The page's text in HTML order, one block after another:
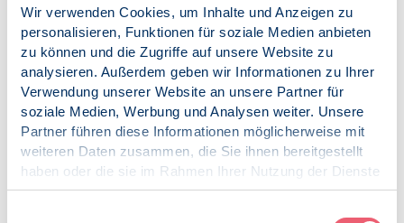
Wir verwenden Cookies, um Inhalte und Anzeigen zu
personalisieren, Funktionen für soziale Medien anbieten
zu können und die Zugriffe auf unsere Website zu
analysieren. Außerdem geben wir Informationen zu Ihrer
Verwendung unserer Website an unsere Partner für
soziale Medien, Werbung und Analysen weiter. Unsere
Partner führen diese Informationen möglicherweise mit
weiteren Daten zusammen, die Sie ihnen bereitgestellt
haben oder die sie im Rahmen Ihrer Nutzung der Dienste
gesammelt haben.
Format: Online
Anmeldung via Edudip:
https://www.bdp-
verband.de/termine/detailansicht/2026/05/26_19.00/bdsm-
und-psychotherapie-spotlight
Wenn ihr Interesse habt, dann schaut doch gerne
vorbei ❤️